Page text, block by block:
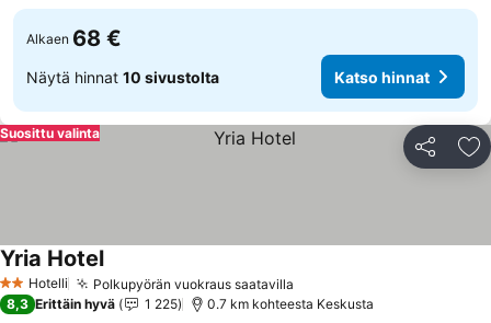
Alkaen 68 €
Näytä hinnat 10 sivustolta Katso hinnat
Jaa
Suosittu valinta
2 Tähtiluokitus
Hotelli Polkupyörän vuokraus saatavilla
Yria Hotel
8,3 Erittäin hyvä 1 225 0.7 km kohteesta Keskusta